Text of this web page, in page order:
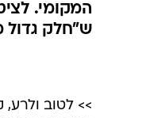
המקומי.
ש"חלק גדול
>> לטוב